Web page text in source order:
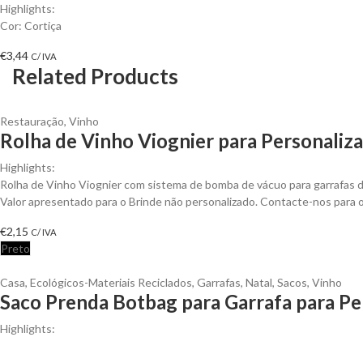
Highlights:
Cor: Cortiça
€3,44 C/ IVA
Related Products
Restauração, Vinho
Rolha de Vinho Viognier para
Highlights:
Rolha de Vinho Viognier com sistema de bomba de vácuo para garrafas
Valor apresentado para o Brinde não personalizado. Contacte-nos
€2,15 C/ IVA
Preto
Casa, Ecológicos-Materiais Reciclados, Garrafas, Natal, Sacos, Vinho
Saco Prenda Botbag para Garrafa para
Highlights: